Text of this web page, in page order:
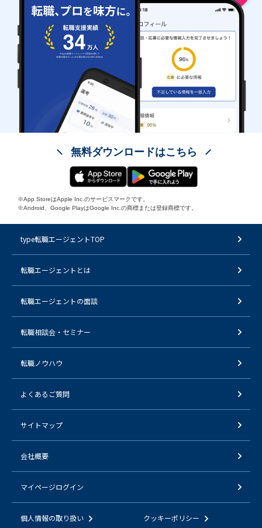
無料ダウンロードはこちら
※App StoreはApple Inc.のサービスマークです。
※Android、Google PlayはGoogle Inc.の商標または登録商標です。
type転職エージェントTOP
転職エージェントとは
転職エージェントの面談
転職相談会・セミナー
転職ノウハウ
よくあるご質問
サイトマップ
会社概要
マイページログイン
個人情報の取り扱い クッキーポリシー